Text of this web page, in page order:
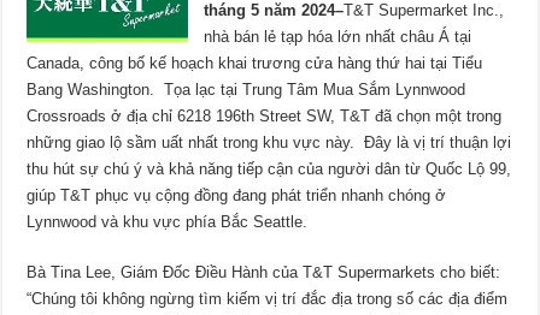
tháng 5 năm 2024–T&T Supermarket Inc.,
nhà bán lẻ tạp hóa lớn nhất châu Á tại
Canada, công bố kế hoạch khai trương cửa hàng thứ hai tại Tiểu
Bang Washington. Tọa lạc tại Trung Tâm Mua Sắm Lynnwood
Crossroads ở địa chỉ 6218 196th Street SW, T&T đã chọn một trong
những giao lộ sầm uất nhất trong khu vực này. Đây là vị trí thuận lợi
thu hút sự chú ý và khả năng tiếp cận của người dân từ Quốc Lộ 99,
giúp T&T phục vụ cộng đồng đang phát triển nhanh chóng ở
Lynnwood và khu vực phía Bắc Seattle.
Bà Tina Lee, Giám Đốc Điều Hành của T&T Supermarkets cho biết:
“Chúng tôi không ngừng tìm kiếm vị trí đắc địa trong số các địa điểm